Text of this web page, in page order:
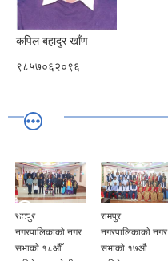
कपिल बहादुर खाँण
९८५७०६२०९६
रामपुर
नगरपालिकाको नगर
सभाको १८औँ
रामपुर
नगरपालिकाको नगर
सभाको १७औ